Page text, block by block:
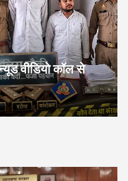
वीडियो कॉल से